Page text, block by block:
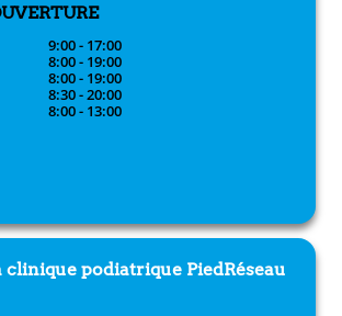
9:00 - 17:00
8:00 - 19:00
8:00 - 19:00
8:30 - 20:00
8:00 - 13:00
clinique podiatrique PiedRéseau